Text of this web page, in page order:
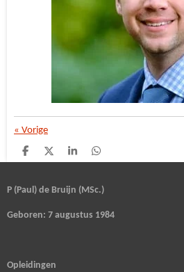
« Vorige
D
e
D
l
S
r
D
e
P (Paul) de Bruijn (MSc.)
Geboren: 7 augustus 1984
Opleidingen